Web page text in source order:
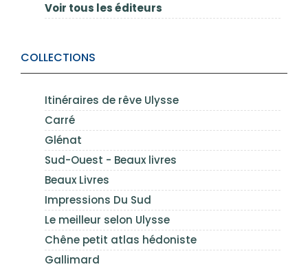
Voir tous les éditeurs
COLLECTIONS
Itinéraires de rêve Ulysse
Carré
Glénat
Sud-Ouest - Beaux livres
Beaux Livres
Impressions Du Sud
Le meilleur selon Ulysse
Chêne petit atlas hédoniste
Gallimard